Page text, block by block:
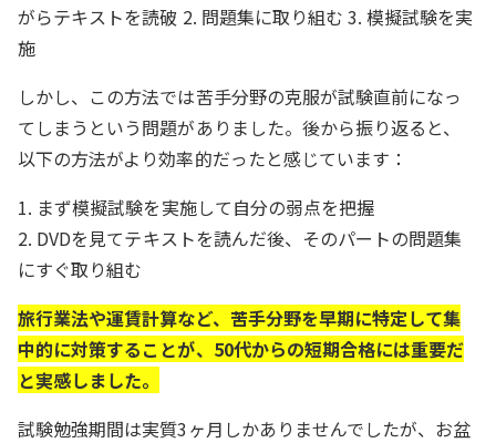
がらテキストを読破 2. 問題集に取り組む 3. 模擬試験を実
施
しかし、この方法では苦手分野の克服が試験直前になっ
てしまうという問題がありました。後から振り返ると、
以下の方法がより効率的だったと感じています：
1. まず模擬試験を実施して自分の弱点を把握
2. DVDを見てテキストを読んだ後、そのパートの問題集
にすぐ取り組む
旅行業法や運賃計算など、苦手分野を早期に特定して集
中的に対策することが、50代からの短期合格には重要だ
と実感しました。
試験勉強期間は実質3ヶ月しかありませんでしたが、お盆